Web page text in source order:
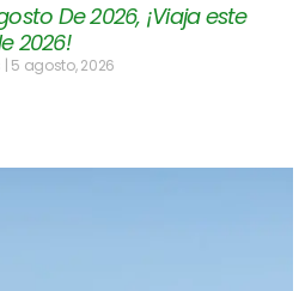
De 2026, ¡Viaja este
2026!
5 agosto, 2026